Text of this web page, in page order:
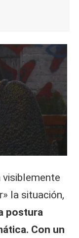
la situación,
postura
Con un